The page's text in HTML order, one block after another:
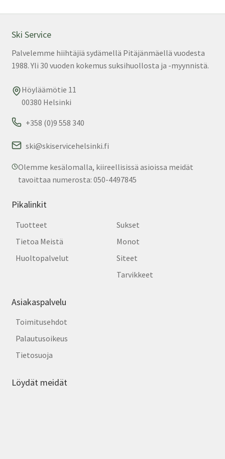
Ski Service
Palvelemme hiihtäjiä sydämellä Pitäjänmäellä vuodesta
1988. Yli 30 vuoden kokemus suksihuollosta ja -myynnistä.
Höyläämötie 11
00380 Helsinki
+358 (0)9 558 340
ski@skiservicehelsinki.fi
Olemme kesälomalla, kiireellisissä asioissa meidät
tavoittaa numerosta: 050-4497845
Pikalinkit
Tuotteet
Tietoa Meistä
Huoltopalvelut
Sukset
Monot
Siteet
Tarvikkeet
Asiakaspalvelu
Toimitusehdot
Palautusoikeus
Tietosuoja
Löydät meidät